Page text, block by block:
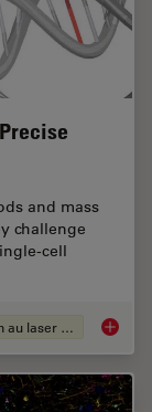
and mass
challenge
cell
Microdissection au laser (LMD) Deep